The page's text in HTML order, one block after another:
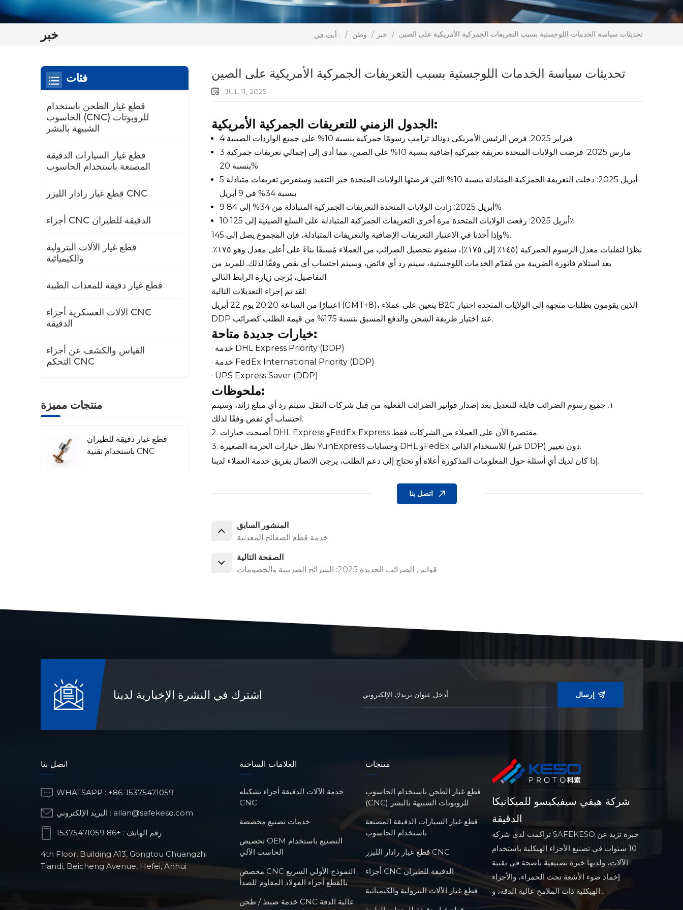
خبر أنت في : / وطن / خبر / تحديثات سياسة الخدمات اللوجستية بسبب التعريفات الجمركية الأمريكية على الصين
تحديثات سياسة الخدمات اللوجستية بسبب التعريفات الجمركية الأمريكية على الصين
JUL 11, 2025
الجدول الزمني للتعريفات الجمركية الأمريكية:
4 فبراير 2025: فرض الرئيس الأمريكي دونالد ترامب رسومًا جمركية بنسبة 10% على جميع الواردات الصينية
3 مارس 2025: فرضت الولايات المتحدة تعريفة جمركية إضافية بنسبة 10% على الصين، مما أدى إلى إجمالي تعريفات جمركية
بنسبة 20%
5 أبريل 2025: دخلت التعريفة الجمركية المتبادلة بنسبة 10% التي فرضتها الولايات المتحدة حيز التنفيذ وستفرض تعريفات متبادلة
بنسبة 34% في 9 أبريل
9 أبريل 2025: زادت الولايات المتحدة التعريفات الجمركية المتبادلة من 34% إلى 84%
10 أبريل 2025: رفعت الولايات المتحدة مرة أخرى التعريفات الجمركية المتبادلة على السلع الصينية إلى 125٪
وإذا أخذنا في الاعتبار التعريفات الإضافية والتعريفات المتبادلة، فإن المجموع يصل إلى 145%.
نظرًا لتقلبات معدل الرسوم الجمركية (١٤٥٪ إلى ١٧٥٪)، سنقوم بتحصيل الضرائب من العملاء مُسبقًا بناءً على أعلى معدل وهو ١٧٥٪.
بعد استلام فاتورة الضريبة من مُقدّم الخدمات اللوجستية، سيتم رد أي فائض، وسيتم احتساب أي نقص وفقًا لذلك. للمزيد من
التفاصيل، يُرجى زيارة الرابط التالي:
لقد تم إجراء التعديلات التالية:
اعتبارًا من الساعة 20:20 يوم 22 أبريل (GMT+8)، يتعين على عملاء B2C الذين يقومون بطلبات متجهة إلى الولايات المتحدة اختيار
DDP عند اختيار طريقة الشحن والدفع المسبق بنسبة 175% من قيمة الطلب كضرائب.
خيارات جديدة متاحة:
· خدمة DHL Express Priority (DDP)
· خدمة FedEx International Priority (DDP)
· UPS Express Saver (DDP)
ملحوظات:
١. جميع رسوم الضرائب قابلة للتعديل بعد إصدار فواتير الضرائب الفعلية من قِبل شركات النقل. سيتم رد أي مبلغ زائد، وسيتم
احتساب أي نقص وفقًا لذلك.
2. أصبحت خيارات DHL Express وFedEx Express مقتصرة الآن على العملاء من الشركات فقط.
3. تظل خيارات الحزمة الصغيرة YunExpress وحسابات DHL وFedEx للاستخدام الذاتي (غير DDP) دون تغيير.
إذا كان لديك أي أسئلة حول المعلومات المذكورة أعلاه أو تحتاج إلى دعم الطلب، يرجى الاتصال بفريق خدمة العملاء لدينا.
اتصل بنا
المنشور السابق
خدمة قطع الصفائح المعدنية
الصفحة التالية
قوانين الضرائب الجديدة 2025: الشرائح الضريبية والخصومات
فئات
قطع غيار الطحن باستخدام
الحاسوب (CNC) للروبوتات
الشبيهة بالبشر
قطع غيار السيارات الدقيقة
المصنعة باستخدام الحاسوب
قطع غيار رادار الليزر CNC
أجزاء CNC الدقيقة للطيران
قطع غيار الآلات البترولية
والكيميائية
قطع غيار دقيقة للمعدات الطبية
الآلات العسكرية أجزاء CNC
الدقيقة
القياس والكشف عن أجزاء
التحكم CNC
منتجات مميزة
قطع غيار دقيقة للطيران
باستخدام تقنية CNC
قطع غيار دقيقة مصنعة
جزء الهيكل البصري
قطع غيار الطحن
قطع غيار السيارات
الدقيقة المصنعة
باستخدام الحاسوب
اشترك في النشرة الإخبارية لدينا إرسال
اتصل بنا
WHATSAPP : +86-15375471059
البريد الإلكتروني : allan@safekeso.com
رقم الهاتف : +86 15375471059
4th Floor, Building A13, Gongtou Chuangzhi
Tiandi, Beicheng Avenue, Hefei, Anhui
العلامات الساخنة
خدمة الآلات الدقيقة أجزاء تشكيله
CNC
خدمات تصنيع مخصصة
تخصيص OEM التصنيع باستخدام
الحاسب الآلي
مخصص CNC النموذج الأولي السريع
بالقطع أجزاء الفولاذ المقاوم للصدأ
خدمة ضبط / طحن CNC عالية الدقة
منتجات
قطع غيار الطحن باستخدام الحاسوب
(CNC) للروبوتات الشبيهة بالبشر
قطع غيار السيارات الدقيقة المصنعة
باستخدام الحاسوب
قطع غيار رادار الليزر CNC
أجزاء CNC الدقيقة للطيران
قطع غيار الآلات البترولية والكيميائية
شركة هيفي سيفيكيسو للميكانيكا
الدقيقة
تراكمت لدى شركة SAFEKESO خبرة تزيد عن
10 سنوات في تصنيع الأجزاء الهيكلية باستخدام
الآلات، ولديها خبرة تصنيعية ناضجة في تقنية
إخماد ضوء الأشعة تحت الحمراء، والأجزاء
الهيكلية ذات الملامح عالية الدقة، و...